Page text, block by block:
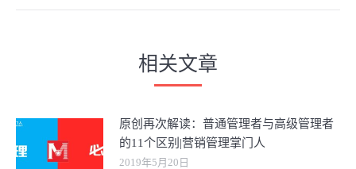
章：
相关文章
原创再次解读：普通管理者与高级管理者
的11个区别|营销管理掌门人
2019年5月20日